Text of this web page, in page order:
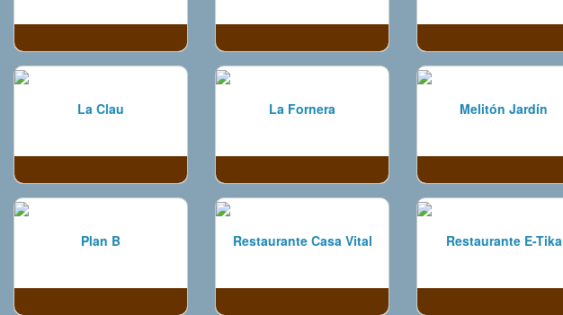
La Clau La Fornera Melitón Jardín
Plan B Restaurante Casa Vital Restaurante E-Tika